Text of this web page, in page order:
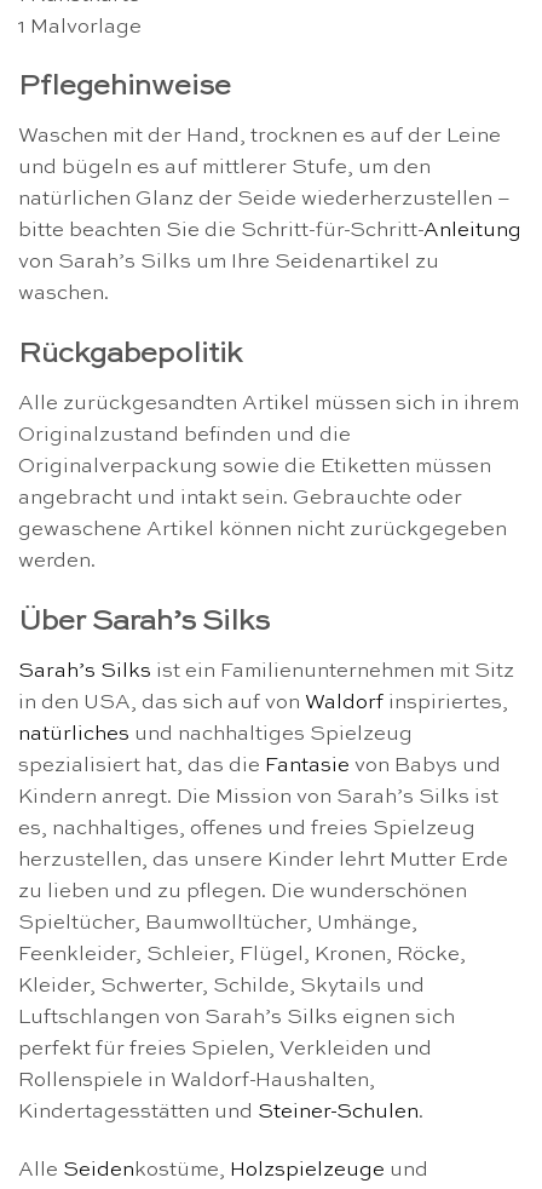
1 Malvorlage
Pflegehinweise
Waschen mit der Hand, trocknen es auf der Leine
und bügeln es auf mittlerer Stufe, um den
natürlichen Glanz der Seide wiederherzustellen –
bitte beachten Sie die Schritt-für-Schritt-Anleitung
von Sarah’s Silks um Ihre Seidenartikel zu
waschen.
Rückgabepolitik
Alle zurückgesandten Artikel müssen sich in ihrem
Originalzustand befinden und die
Originalverpackung sowie die Etiketten müssen
angebracht und intakt sein. Gebrauchte oder
gewaschene Artikel können nicht zurückgegeben
werden.
Über Sarah’s Silks
Sarah’s Silks ist ein Familienunternehmen mit Sitz
in den USA, das sich auf von Waldorf inspiriertes,
natürliches und nachhaltiges Spielzeug
spezialisiert hat, das die Fantasie von Babys und
Kindern anregt. Die Mission von Sarah’s Silks ist
es, nachhaltiges, offenes und freies Spielzeug
herzustellen, das unsere Kinder lehrt Mutter Erde
zu lieben und zu pflegen. Die wunderschönen
Spieltücher, Baumwolltücher, Umhänge,
Feenkleider, Schleier, Flügel, Kronen, Röcke,
Kleider, Schwerter, Schilde, Skytails und
Luftschlangen von Sarah’s Silks eignen sich
perfekt für freies Spielen, Verkleiden und
Rollenspiele in Waldorf-Haushalten,
Kindertagesstätten und Steiner-Schulen.
Alle Seiden kostüme, Holzspielzeuge und